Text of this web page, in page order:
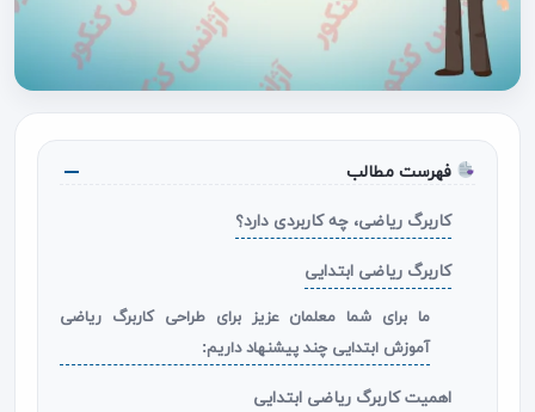
فهرست مطالب
کاربرگ ریاضی، چه کاربردی دارد؟
کاربرگ ریاضی ابتدایی
ما برای شما معلمان عزیز برای طراحی کاربرگ ریاضی
آموزش ابتدایی چند پیشنهاد داریم:
اهمیت کاربرگ ریاضی ابتدایی